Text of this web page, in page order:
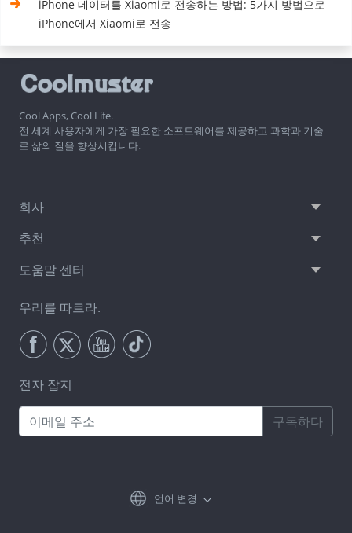
iPhone 데이터를 Xiaomi로 전송하는 방법: 5가지 방법으로
iPhone에서 Xiaomi로 전송
Cool Apps, Cool Life.
전 세계 사용자에게 가장 필요한 소프트웨어를 제공하고 과학과 기술
로 삶의 질을 향상시킵니다.
회사
추천
도움말 센터
우리를 따르라.
전자 잡지
구독하다
언어 변경